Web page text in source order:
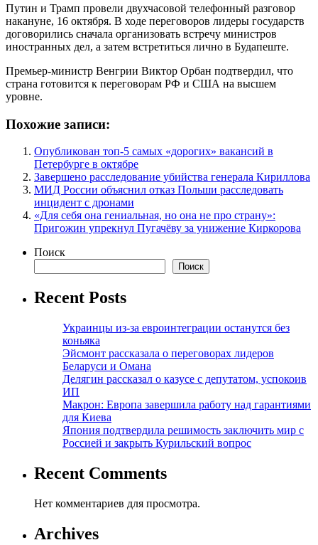
Путин и Трамп провели двухчасовой телефонный разговор
накануне, 16 октября. В ходе переговоров лидеры государств
договорились сначала организовать встречу министров
иностранных дел, а затем встретиться лично в Будапеште.
Премьер-министр Венгрии Виктор Орбан подтвердил, что
страна готовится к переговорам РФ и США на высшем
уровне.
Похожие записи:
Опубликован топ-5 самых «дорогих» вакансий в
Петербурге в октябре
Завершено расследование убийства генерала Кириллова
МИД России объяснил отказ Польши расследовать
инцидент с дронами
«Для себя она гениальная, но она не про страну»:
Пригожин упрекнул Пугачёву за унижение Киркорова
Поиск
Поиск
Recent Posts
Украинцы из-за евроинтеграции останутся без
коньяка
Эйсмонт рассказала о переговорах лидеров
Беларуси и Омана
Делягин рассказал о казусе с депутатом, успокоив
ИП
Макрон: Европа завершила работу над гарантиями
для Киева
Япония подтвердила решимость заключить мир с
Россией и закрыть Курильский вопрос
Recent Comments
Нет комментариев для просмотра.
Archives